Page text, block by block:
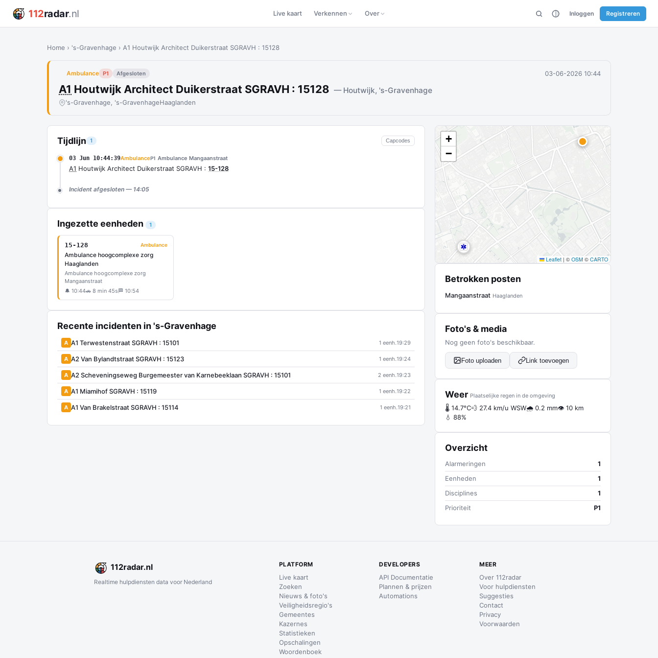
112radar.nl Live kaart Verkennen Over Inloggen Registreren
Home › 's-Gravenhage › A1 Houtwijk Architect Duikerstraat SGRAVH : 15128
Ambulance P1 Afgesloten 03-06-2026 10:44
A1 Houtwijk Architect Duikerstraat SGRAVH : 15128 — Houtwijk, 's-Gravenhage
's-Gravenhage, 's-GravenhageHaaglanden
Tijdlijn 1 Capcodes
03 Jun 10:44:39AmbulanceP1 Ambulance Mangaanstraat
A1 Houtwijk Architect Duikerstraat SGRAVH : 15-128
Incident afgesloten — 14:05
Ingezette eenheden 1
15-128 Ambulance
Ambulance hoogcomplexe zorg
Haaglanden
Ambulance hoogcomplexe zorg
Mangaanstraat
🔔 10:44🚗 8 min 45s 🏁 10:54
Recente incidenten in 's-Gravenhage
A A1 Terwestenstraat SGRAVH : 15101 1 eenh.19:29
A A2 Van Bylandtstraat SGRAVH : 15123 1 eenh.19:24
A A2 Scheveningseweg Burgemeester van Karnebeeklaan SGRAVH : 15101 2 eenh.19:23
A A1 Miamihof SGRAVH : 15119 1 eenh.19:22
A A1 Van Brakelstraat SGRAVH : 15114 1 eenh.19:21
+
−
Leaflet | © OSM © CARTO
Betrokken posten
Mangaanstraat Haaglanden
Foto's & media
Nog geen foto's beschikbaar.
Foto uploaden Link toevoegen
Weer Plaatselijke regen in de omgeving
🌡 14.7°C💨 27.4 km/u WSW🌧 0.2 mm👁 10 km
💧 88%
Overzicht
Alarmeringen
1
Eenheden
1
Disciplines
1
Prioriteit
P1
112radar.nl
Realtime hulpdiensten data voor Nederland
PLATFORM
Live kaart
Zoeken
Nieuws & foto's
Veiligheidsregio's
Gemeentes
Kazernes
Statistieken
Opschalingen
Woordenboek
DEVELOPERS
API Documentatie
Plannen & prijzen
Automations
MEER
Over 112radar
Voor hulpdiensten
Suggesties
Contact
Privacy
Voorwaarden